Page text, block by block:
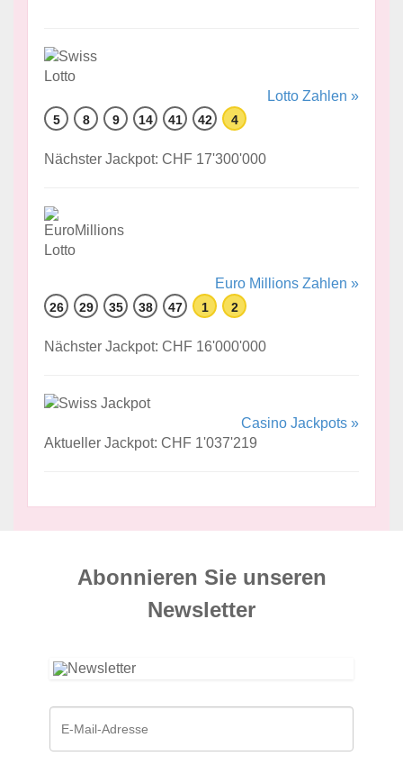
Lotto Zahlen »
5 8 9 14 41 42 4
Nächster Jackpot: CHF 17'300'000
Euro Millions Zahlen »
26 29 35 38 47 1 2
Nächster Jackpot: CHF 16'000'000
Casino Jackpots »
Aktueller Jackpot: CHF 1'037'219
Abonnieren Sie unseren
News­letter